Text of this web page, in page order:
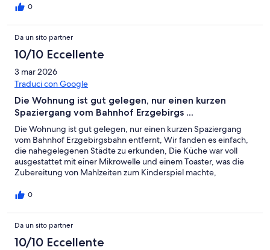
0
Da un sito partner
10/10 Eccellente
3 mar 2026
Traduci con Google
Die Wohnung ist gut gelegen, nur einen kurzen
Spaziergang vom Bahnhof Erzgebirgs ...
Die Wohnung ist gut gelegen, nur einen kurzen Spaziergang
vom Bahnhof Erzgebirgsbahn entfernt, Wir fanden es einfach,
die nahegelegenen Städte zu erkunden, Die Küche war voll
ausgestattet mit einer Mikrowelle und einem Toaster, was die
Zubereitung von Mahlzeiten zum Kinderspiel machte,
0
Da un sito partner
10/10 Eccellente